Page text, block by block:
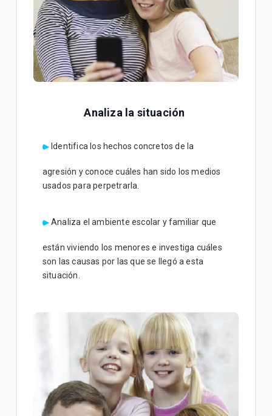
Analiza la situación
Identifica los hechos concretos de la
agresión y conoce cuáles han sido los medios
usados para perpetrarla.
Analiza el ambiente escolar y familiar que
están viviendo los menores e investiga cuáles
son las causas por las que se llegó a esta
situación.